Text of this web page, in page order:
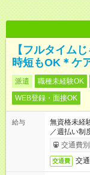
【フルタイム
時短もOK＊ケ
派遣 職種未経験OK
WEB登録・面接OK
給与
無資格未経
／週払い制
了次第のお
交通費
交通費 交